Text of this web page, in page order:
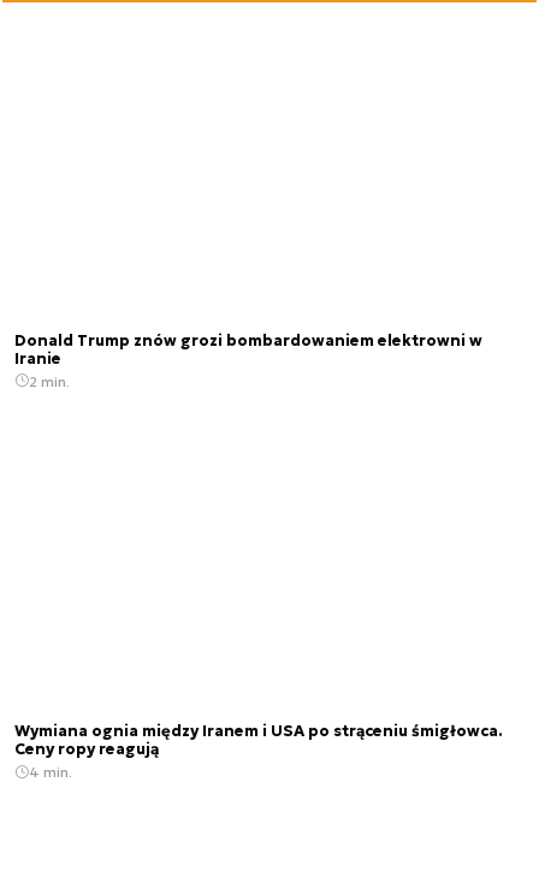
Donald Trump znów grozi bombardowaniem elektrowni w
Iranie
2 min.
Wymiana ognia między Iranem i USA po strąceniu śmigłowca.
Ceny ropy reagują
4 min.